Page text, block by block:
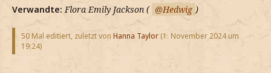
Verwandte:Flora Emily Jackson ( Hedwig )
50 Mal editiert, zuletzt von Hanna Taylor (1. November 2024 um
19:24)